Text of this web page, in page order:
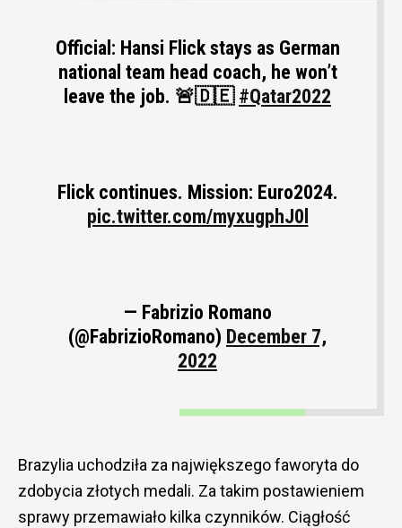
Official: Hansi Flick stays as German
national team head coach, he won’t
leave the job. 🚨🇩🇪 #Qatar2022
Flick continues. Mission: Euro2024.
pic.twitter.com/myxugphJ0l
— Fabrizio Romano
(@FabrizioRomano) December 7,
2022
Brazylia uchodziła za największego faworyta do
zdobycia złotych medali. Za takim postawieniem
sprawy przemawiało kilka czynników. Ciągłość